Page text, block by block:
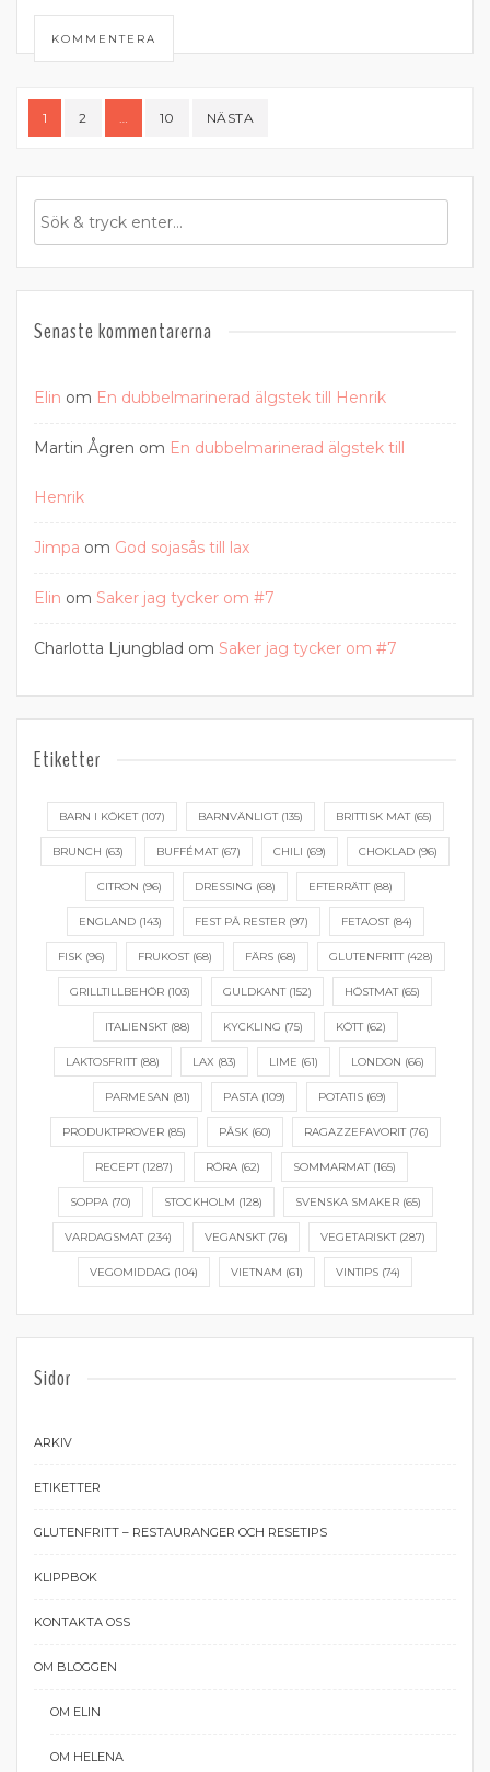
KOMMENTERA
Sidnumrering
för
1 2 … 10 NÄSTA
Senaste kommentarerna
Elin om En dubbelmarinerad älgstek till Henrik
Martin Ågren om En dubbelmarinerad älgstek till
Henrik
Jimpa om God sojasås till lax
Elin om Saker jag tycker om #7
Charlotta Ljungblad om Saker jag tycker om #7
Etiketter
BARN I KÖKET(107) BARNVÄNLIGT(135) BRITTISK MAT(65)
BRUNCH (63) BUFFÉMAT(67) CHILI (69) CHOKLAD (96)
CITRON (96) DRESSING (68) EFTERRÄTT(88)
ENGLAND(143) FEST PÅ RESTER(97) FETAOST(84)
FISK(96) FRUKOST(68) FÄRS(68) GLUTENFRITT(428)
GRILLTILLBEHÖR (103) GULDKANT(152) HÖSTMAT(65)
ITALIENSKT(88) KYCKLING (75) KÖTT(62)
LAKTOSFRITT(88) LAX (83) LIME (61) LONDON (66)
PARMESAN (81) PASTA(109) POTATIS(69)
PRODUKTPROVER(85) PÅSK(60) RAGAZZEFAVORIT(76)
RECEPT(1287) RÖRA(62) SOMMARMAT(165)
SOPPA(70) STOCKHOLM (128) SVENSKA SMAKER(65)
VARDAGSMAT(234) VEGANSKT(76) VEGETARISKT(287)
VEGOMIDDAG (104) VIETNAM (61) VINTIPS (74)
Sidor
ARKIV
ETIKETTER
GLUTENFRITT – RESTAURANGER OCH RESETIPS
KLIPPBOK
KONTAKTA OSS
OM BLOGGEN
OM ELIN
OM HELENA